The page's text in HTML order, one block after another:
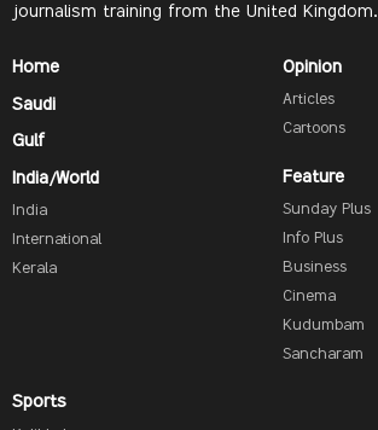
journalism training from the United Kingdom.
Home
Saudi
Gulf
India/World
India
International
Kerala
Opinion
Articles
Cartoons
Feature
Sunday Plus
Info Plus
Business
Cinema
Kudumbam
Sancharam
Sports